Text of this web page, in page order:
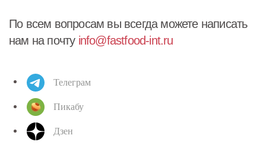
По всем вопросам вы всегда можете написать
нам на почту info@fastfood-int.ru
Телеграм
Пикабу
Дзен